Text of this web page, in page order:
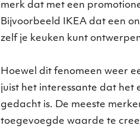
merk dat met een
Bijvoorbeeld IKEA dat een
zelf je keuken kunt
Hoewel dit fenomeen weer
juist het interessante dat het
gedacht is. De meeste
toegevoegde waarde te